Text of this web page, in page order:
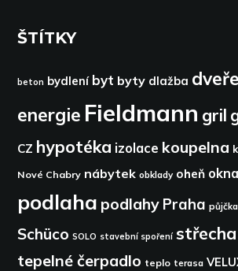
ŠTÍTKY
beton bydlení byt byty dlažba dveře
energie Fieldmann gril
CZ hypotéka izolace koupelna
Nové Chabry nábytek obklady oheň okna
podlaha podlahy Praha půjčka
Schüco SOLO stavební spoření střecha
tepelné čerpadlo teplo terasa